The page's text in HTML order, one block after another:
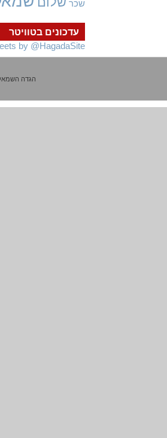
עדכונים בטוויטר
Tweets by @HagadaSite
שכר
הגדה השמאלית